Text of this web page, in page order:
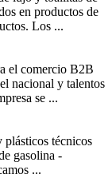
en productos de
Los ...
el comercio B2B
nacional y talentos
se ...
plásticos técnicos
gasolina -
...